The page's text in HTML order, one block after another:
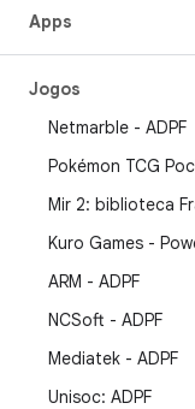
Apps
Jogos
Netmarble - ADPF
Pokémon TCG
Mir 2: biblioteca
Kuro Games -
ARM - ADPF
NCSoft - ADPF
Mediatek - ADPF
Unisoc: ADPF